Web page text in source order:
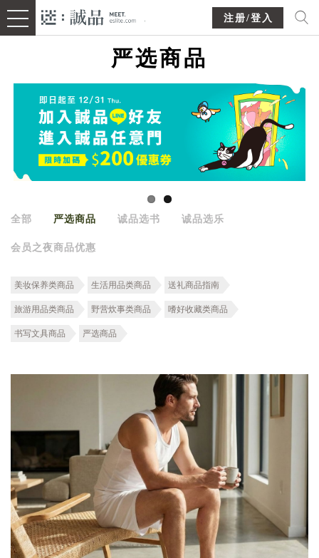
注册/登入
严选商品
全部 严选商品 诚品选书 诚品选乐
会员之夜商品优惠
美妆保养类商品 生活用品类商品 送礼商品指南
旅游用品类商品 野营炊事类商品 嗜好收藏类商品
书写文具商品 严选商品